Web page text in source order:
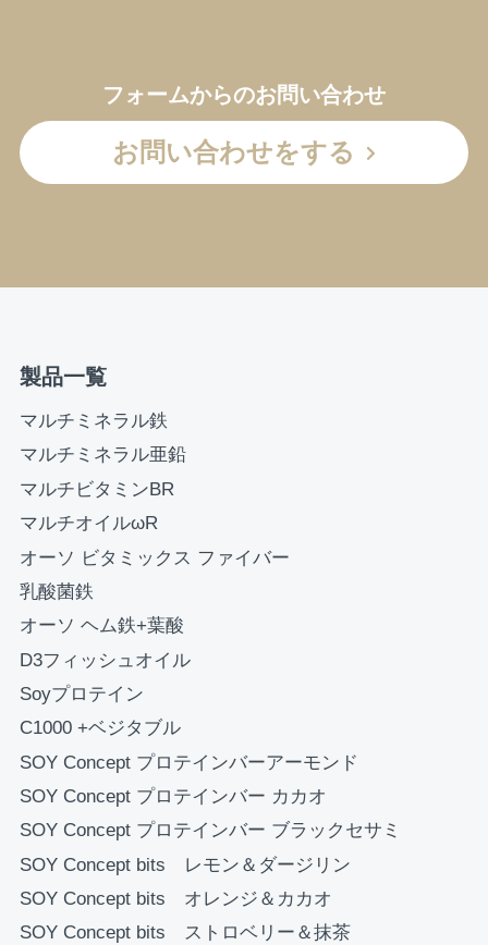
お買い物を続ける
フォームからのお問い合わせ
お問い合わせをする
製品一覧
マルチミネラル鉄
マルチミネラル亜鉛
マルチビタミンBR
マルチオイルωR
オーソ ビタミックス ファイバー
乳酸菌鉄
オーソ ヘム鉄+葉酸
D3フィッシュオイル
Soyプロテイン
C1000 +ベジタブル
SOY Concept プロテインバーアーモンド
SOY Concept プロテインバー カカオ
SOY Concept プロテインバー ブラックセサミ
SOY Concept bits レモン＆ダージリン
SOY Concept bits オレンジ＆カカオ
SOY Concept bits ストロベリー＆抹茶